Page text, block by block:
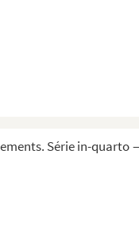
Série in-quarto